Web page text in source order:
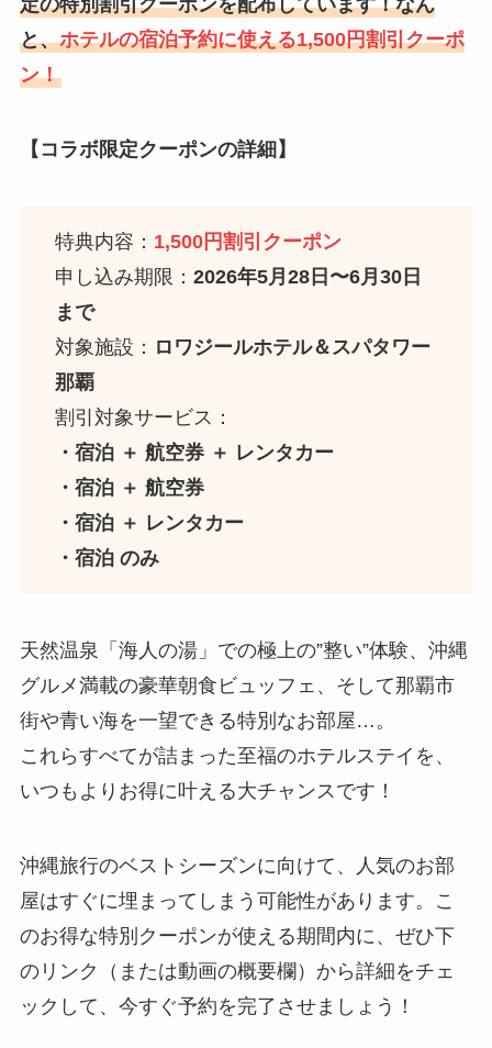
定の特別割引クーポンを配布しています！なん
と、ホテルの宿泊予約に使える1,500円割引クーポ
ン！
【コラボ限定クーポンの詳細】
特典内容： 1,500円割引クーポン
申し込み期限：2026年5月28日〜6月30日
まで
対象施設： ロワジールホテル＆スパタワー
那覇
割引対象サービス：
・宿泊 ＋ 航空券 ＋ レンタカー
・宿泊 ＋ 航空券
・宿泊 ＋ レンタカー
・宿泊 のみ
天然温泉「海人の湯」での極上の”整い”体験、沖縄
グルメ満載の豪華朝食ビュッフェ、そして那覇市
街や青い海を一望できる特別なお部屋…。
これらすべてが詰まった至福のホテルステイを、
いつもよりお得に叶える大チャンスです！
沖縄旅行のベストシーズンに向けて、人気のお部
屋はすぐに埋まってしまう可能性があります。こ
のお得な特別クーポンが使える期間内に、ぜひ下
のリンク（または動画の概要欄）から詳細をチェ
ックして、今すぐ予約を完了させましょう！